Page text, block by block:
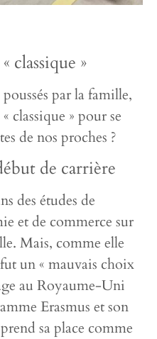
classique »
par la famille,
classique » pour se
de nos proches ?
de carrière
des études de
et de commerce sur
Mais, comme elle
un « mauvais choix
au Royaume-Uni
Erasmus et son
sa place comme